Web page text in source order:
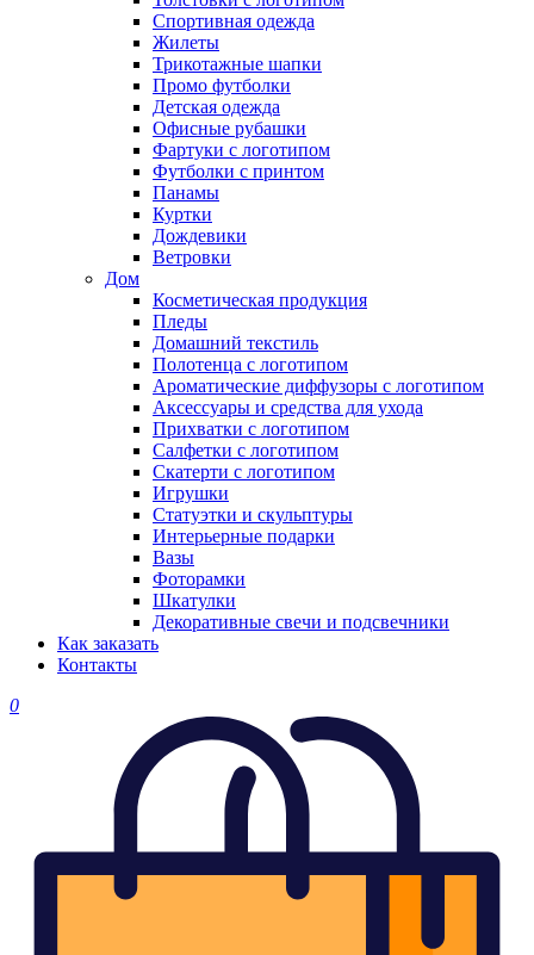
Спортивная одежда
Жилеты
Трикотажные шапки
Промо футболки
Детская одежда
Офисные рубашки
Фартуки с логотипом
Футболки с принтом
Панамы
Куртки
Дождевики
Ветровки
Дом
Косметическая продукция
Пледы
Домашний текстиль
Полотенца с логотипом
Ароматические диффузоры с логотипом
Аксессуары и средства для ухода
Прихватки с логотипом
Салфетки с логотипом
Скатерти с логотипом
Игрушки
Статуэтки и скульптуры
Интерьерные подарки
Вазы
Фоторамки
Шкатулки
Декоративные свечи и подсвечники
Как заказать
Контакты
0